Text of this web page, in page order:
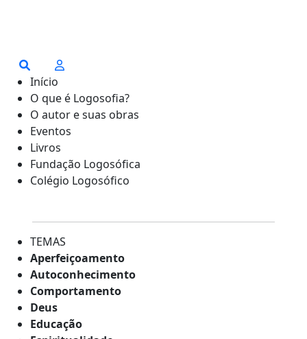
Início
O que é Logosofia?
O autor e suas obras
Eventos
Livros
Fundação Logosófica
Colégio Logosófico
TEMAS
Aperfeiçoamento
Autoconhecimento
Comportamento
Deus
Educação